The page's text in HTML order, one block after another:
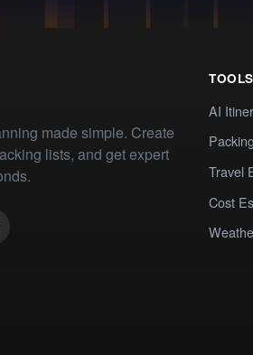
made simple. Create
lists, and get expert
TOOLS
AI
Travel
Cost